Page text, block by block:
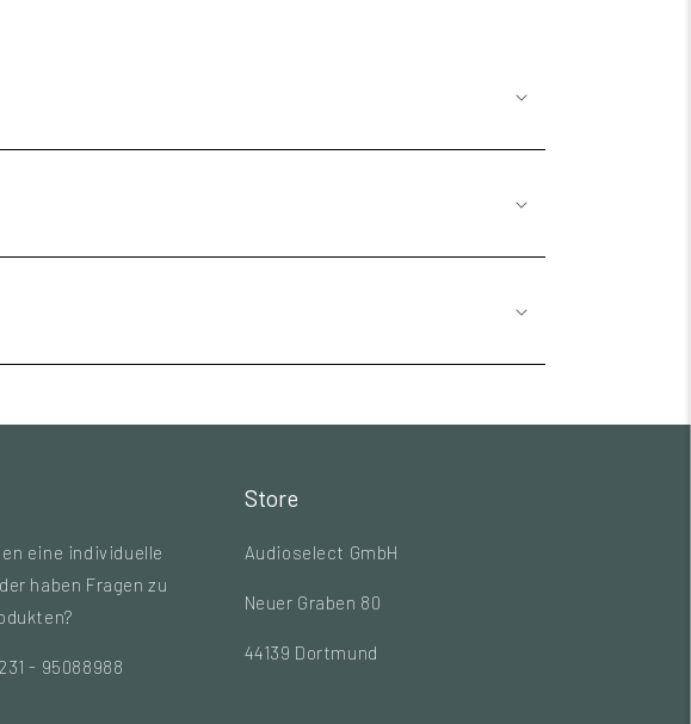
eine individuelle
haben Fragen zu
- 95088988
Store
Audioselect GmbH
Neuer Graben 80
44139 Dortmund